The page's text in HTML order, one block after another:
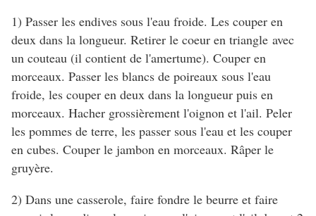
1) Passer les endives sous l'eau froide. Les couper en
deux dans la longueur. Retirer le coeur en triangle avec
un couteau (il contient de l'amertume). Couper en
morceaux. Passer les blancs de poireaux sous l'eau
froide, les couper en deux dans la longueur puis en
morceaux. Hacher grossièrement l'oignon et l'ail. Peler
les pommes de terre, les passer sous l'eau et les couper
en cubes. Couper le jambon en morceaux. Râper le
gruyère.
2) Dans une casserole, faire fondre le beurre et faire